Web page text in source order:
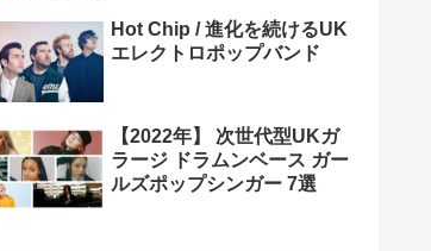
Hot Chip / 進化を続けるUK
エレクトロポップバンド
【2022年】 次世代型UKガ
ラージ ドラムンベース ガー
ルズポップシンガー 7選